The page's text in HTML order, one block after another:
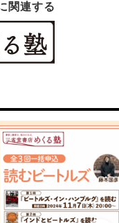
関連する